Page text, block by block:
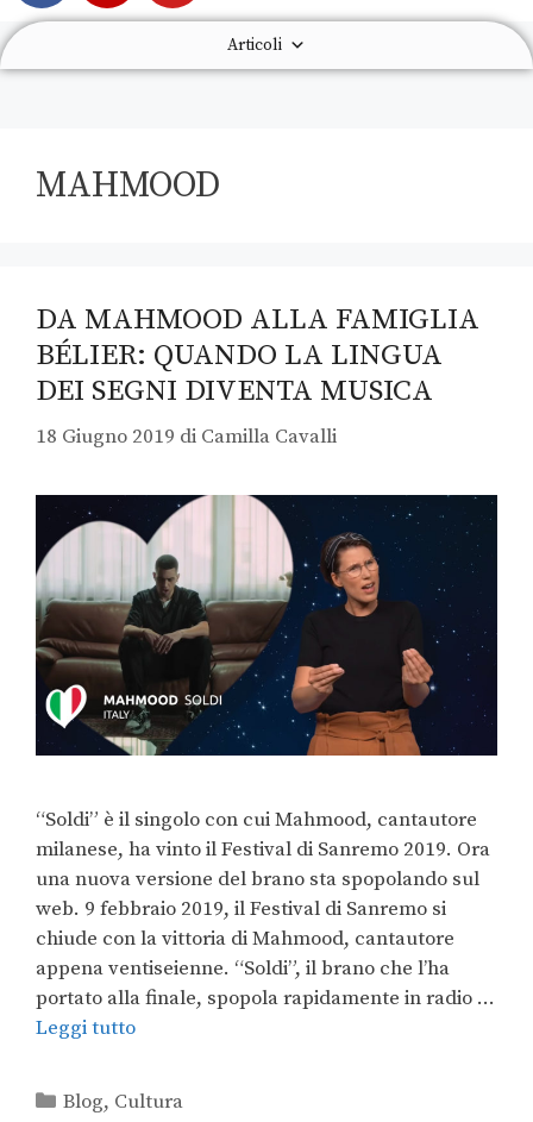
Articoli
MAHMOOD
DA MAHMOOD ALLA FAMIGLIA
BÉLIER: QUANDO LA LINGUA
DEI SEGNI DIVENTA MUSICA
18 Giugno 2019 di Camilla Cavalli
“Soldi” è il singolo con cui Mahmood, cantautore
milanese, ha vinto il Festival di Sanremo 2019. Ora
una nuova versione del brano sta spopolando sul
web. 9 febbraio 2019, il Festival di Sanremo si
chiude con la vittoria di Mahmood, cantautore
appena ventiseienne. “Soldi”, il brano che l’ha
portato alla finale, spopola rapidamente in radio …
Leggi tutto
Blog, Cultura